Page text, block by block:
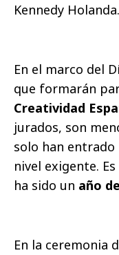
Kennedy Holanda.
En el marco del
que formarán
Creatividad
jurados, son
solo han entrado
nivel exigente.
ha sido un año
En la ceremonia